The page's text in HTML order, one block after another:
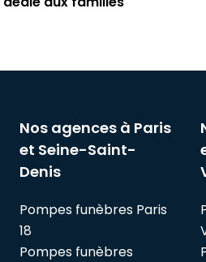
Nos agences à Paris
et Seine-Saint-
Denis
Pompes funèbres Paris
18
Pompes funèbres